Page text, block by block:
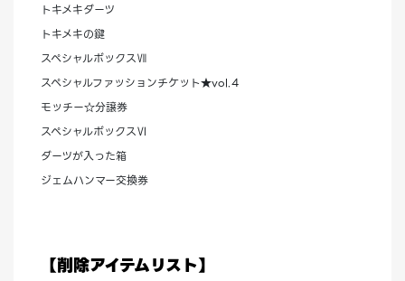
トキメキダーツ
トキメキの鍵
スペシャルボックスⅦ
スペシャルファッションチケット★vol.4
モッチー☆分譲券
スペシャルボックスⅥ
ダーツが入った箱
ジェムハンマー交換券
【削除アイテムリスト】